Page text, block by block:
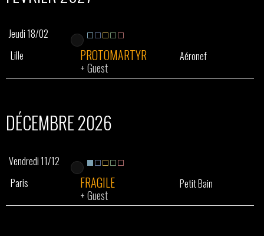
Jeudi 18/02
Lille
PROTOMARTYR
+ Guest
Aéronef
DÉCEMBRE 2026
Vendredi 11/12
Paris
FRAGILE
+ Guest
Petit Bain